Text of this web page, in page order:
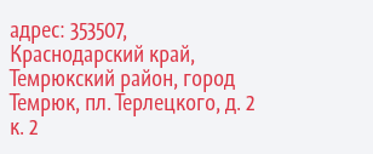
адрес: 353507,
Краснодарский край,
Темрюкский район, город
Темрюк, пл. Терлецкого, д. 2
к. 2